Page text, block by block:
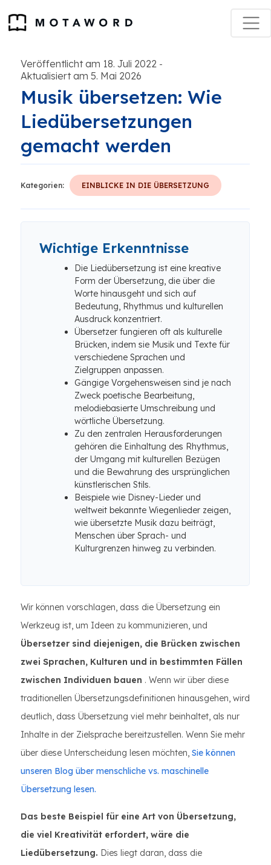
Veröffentlicht am 18. Juli 2022 -
Aktualisiert am 5. Mai 2026
Musik übersetzen: Wie
Liedübersetzungen
gemacht werden
Kategorien: EINBLICKE IN DIE ÜBERSETZUNG
Wichtige Erkenntnisse
Die Liedübersetzung ist eine kreative
Form der Übersetzung, die über die
Worte hinausgeht und sich auf
Bedeutung, Rhythmus und kulturellen
Ausdruck konzentriert.
Übersetzer fungieren oft als kulturelle
Brücken, indem sie Musik und Texte für
verschiedene Sprachen und
Zielgruppen anpassen.
Gängige Vorgehensweisen sind je nach
Zweck poetische Bearbeitung,
melodiebasierte Umschreibung und
wörtliche Übersetzung.
Zu den zentralen Herausforderungen
gehören die Einhaltung des Rhythmus,
der Umgang mit kulturellen Bezügen
und die Bewahrung des ursprünglichen
künstlerischen Stils.
Beispiele wie Disney-Lieder und
weltweit bekannte Wiegenlieder zeigen,
wie übersetzte Musik dazu beiträgt,
Menschen über Sprach- und
Kulturgrenzen hinweg zu verbinden.
Wir können vorschlagen, dass die Übersetzung ein
Werkzeug ist, um Ideen zu kommunizieren, und
Übersetzer sind diejenigen, die Brücken zwischen
zwei Sprachen, Kulturen und in bestimmten Fällen
zwischen Individuen bauen . Wenn wir über diese
traditionellen Übersetzungsdefinitionen hinausgehen, wird
deutlich, dass Übersetzung viel mehr beinhaltet, als nur
Inhalte in der Zielsprache bereitzustellen. Wenn Sie mehr
über diese Unterscheidung lesen möchten, Sie können
unseren Blog über menschliche vs. maschinelle
Übersetzung lesen.
Das beste Beispiel für eine Art von Übersetzung,
die viel Kreativität erfordert, wäre die
Liedübersetzung. Dies liegt daran, dass die